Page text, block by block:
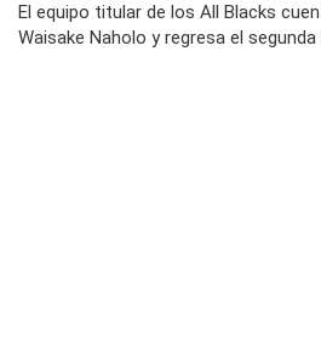
El equipo titular de los All Blacks
Waisake Naholo y regresa el